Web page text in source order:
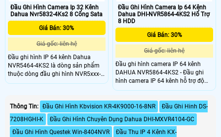
Đầu Ghi Hình Camera Ip 32 Kênh
Dahua Nvr5832-4Ks2 8 Cổng Sata
Giá Bán: 30%
Giá gốc: liên hệ
Đầu ghi hình IP 64 kênh Dahua
NVR5464-4KS2 là dòng sản phẩm
thuộc dòng đầu ghi hình NVR5xxx-
4KS2 Series với các tính năng vượt
320Mpbs, hỗ trợ camera 4K, hình
ảnh hiển thị lên đến 4K, hỗ trợ
camera 12MP, một số mã hỗ trợ
matrix HDMI, chế độ hiển thị cho
phép lên đến 16CH 1080P và rất
Đầu Ghi Hình Camera Ip 64 Kênh
Dahua DHI-NVR5864-4KS2 Hổ Trợ
8 HDD
Giá Bán: 30%
Giá gốc: liên hệ
Đầu ghi hình camera IP 64 kênh
DAHUA NVR5864-4KS2 - Đầu ghi
hình camera IP 64 kênh hỗ trợ độ
phân giải lên đến 4K - - Tên miền
lý đồng thời 128 tài khoản kết nối. -
Nguồn điện cung cấp:
100~240VAC, 50/60 Hz. - Công
suất: 16. 7W (không ổ cứng)
Thông Tin: Đầu Ghi Hình Kbvision KR-4K9000-16-8NR
Đầu Ghi Hinh DS-
7208HGHI-K
Đầu Ghi Hình Chuyên Dụng Dahua DHI-MXVR4104-GC
Đầu Ghi Hình Questek Win-8404NVR
Đầu Thu IP 4 Kênh KX-